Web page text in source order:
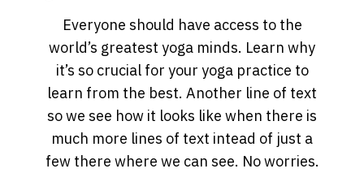
Everyone should have access to the
world’s greatest yoga minds. Learn why
it’s so crucial for your yoga practice to
learn from the best. Another line of text
so we see how it looks like when there is
much more lines of text intead of just a
few there where we can see. No worries.